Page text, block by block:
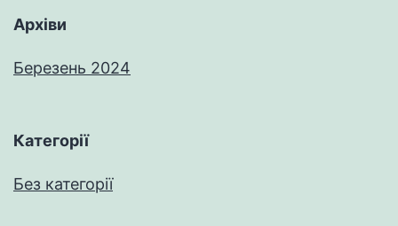
Архіви
Березень 2024
Категорії
Без категорії